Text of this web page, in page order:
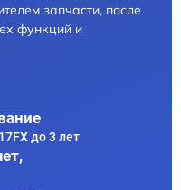
запчасти, после
функций и
до 3 лет